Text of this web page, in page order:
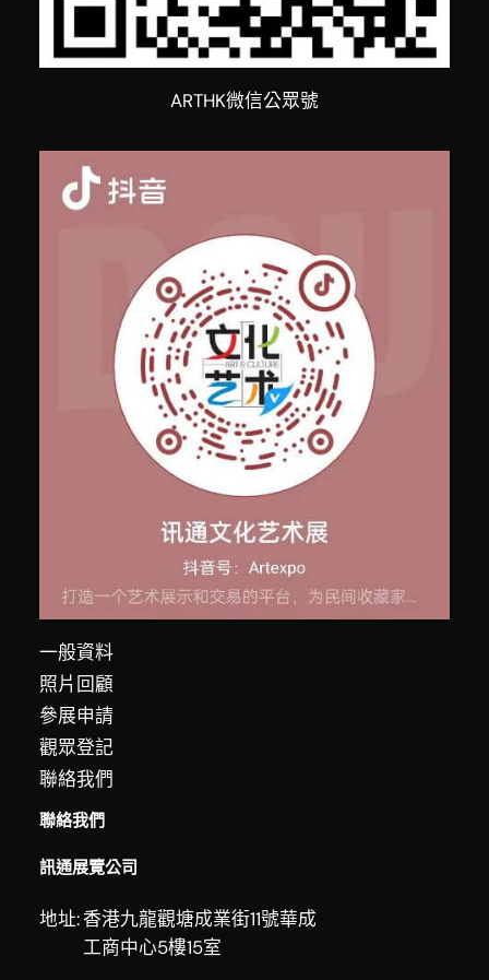
ARTHK微信公眾號
一般資料
照片回顧
參展申請
觀眾登記
聯絡我們
聯絡我們
訊通展覽公司
地址:香港九龍觀塘成業街11號華成
工商中心5樓15室